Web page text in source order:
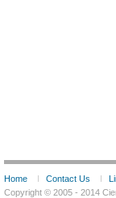
Home Contact Us
Copyright © 2005 - 2014